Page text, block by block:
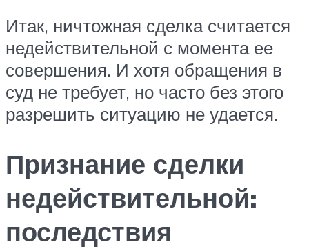
Итак, ничтожная сделка считается
недействительной с момента ее
совершения. И хотя обращения в
суд не требует, но часто без этого
разрешить ситуацию не удается.
Признание сделки
недействительной:
последствия